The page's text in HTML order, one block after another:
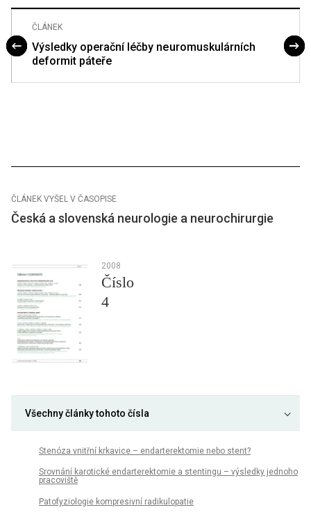
ČLÁNEK
Výsledky operační léčby ne uromuskulárních
deformit páteře
ČLÁNEK VYŠEL V ČASOPISE
Česká a slovenská neurologie a neurochirurgie
2008
Číslo
4
Všechny články tohoto čísla
Stenóza vnitřní krkavice – endarterektomie nebo stent?
Srovnání karotické endarterektomie a stentingu – výsledky jednoho
pracoviště
Patofyziologie kompresivní radikulopatie